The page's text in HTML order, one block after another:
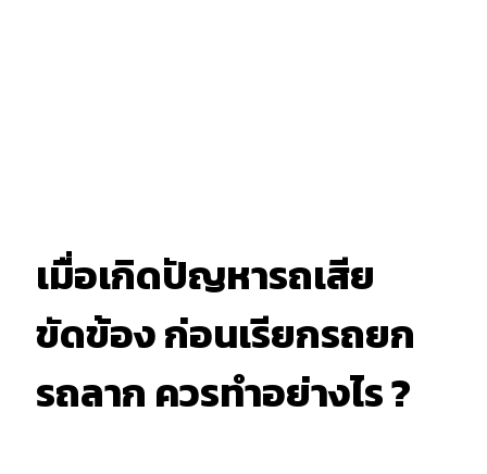
เมื่อเกิดปัญหารถเสีย
ขัดข้อง ก่อนเรียกรถยก
รถลาก ควรทำอย่างไร ?